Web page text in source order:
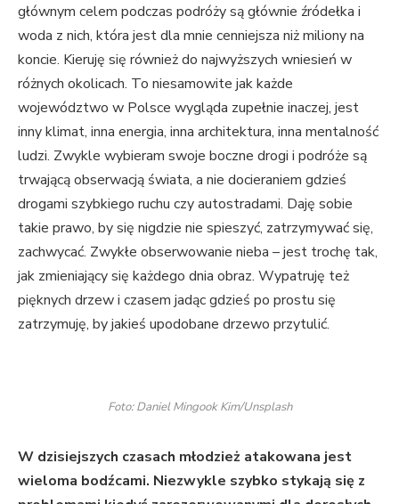
głównym celem podczas podróży są głównie źródełka i
woda z nich, która jest dla mnie cenniejsza niż miliony na
koncie. Kieruję się również do najwyższych wniesień w
różnych okolicach. To niesamowite jak każde
województwo w Polsce wygląda zupełnie inaczej, jest
inny klimat, inna energia, inna architektura, inna mentalność
ludzi. Zwykle wybieram swoje boczne drogi i podróże są
trwającą obserwacją świata, a nie docieraniem gdzieś
drogami szybkiego ruchu czy autostradami. Daję sobie
takie prawo, by się nigdzie nie spieszyć, zatrzymywać się,
zachwycać. Zwykłe obserwowanie nieba – jest trochę tak,
jak zmieniający się każdego dnia obraz. Wypatruję też
pięknych drzew i czasem jadąc gdzieś po prostu się
zatrzymuję, by jakieś upodobane drzewo przytulić.
Foto: Daniel Mingook Kim/Unsplash
W dzisiejszych czasach młodzież atakowana jest
wieloma bodźcami. Niezwykle szybko stykają się z